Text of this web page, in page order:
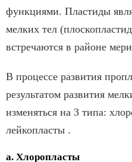
функциями. Пластиды
мелких тел
встречаются в районе
В процессе развития
результатом развития
изменяться на 3 типа:
лейкопласты .
а. Хлоропласты